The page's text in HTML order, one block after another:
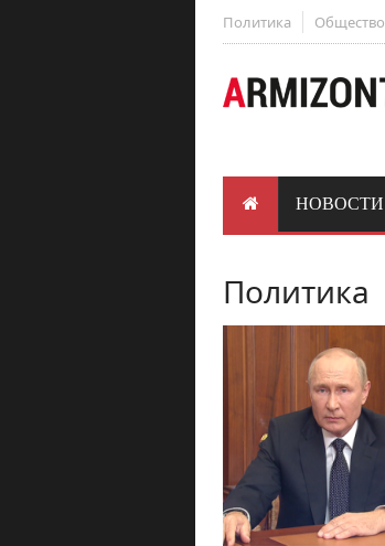
Политика Общество
НОВОСТИ
Политика